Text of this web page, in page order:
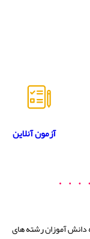
آزمون آنلاین
آموزان رشته های